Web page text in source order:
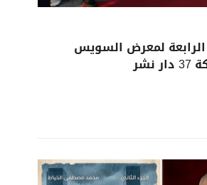
الرابعة لمعرض السويس